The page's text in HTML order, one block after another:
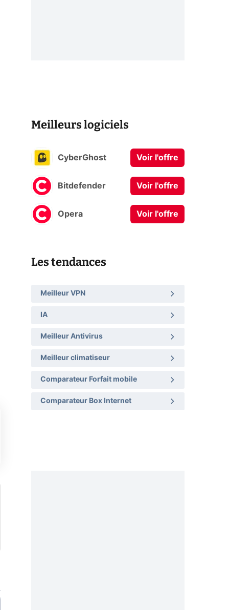
Meilleurs logiciels
CyberGhost Voir l'offre
Bitdefender Voir l'offre
Opera Voir l'offre
Les tendances
Meilleur VPN
IA
Meilleur Antivirus
Meilleur climatiseur
Comparateur Forfait mobile
Comparateur Box Internet